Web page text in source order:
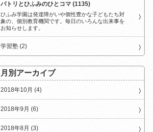
パトリとひふみのひとコマ (1135)
ひふみ学園は発達障がいや個性豊かな子どもたち対
象の、個別教育機関です。毎日のいろんな出来事を
お知らせします。
学習塾 (2)
月別アーカイブ
2018年10月 (4)
2018年9月 (6)
2018年8月 (3)